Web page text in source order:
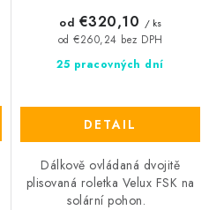
25 pracovných dní
od €260,24 bez DPH
od €320,10 / ks
DETAIL
Dálkově ovládaná dvojitě
plisovaná roletka Velux FSK na
solární pohon.